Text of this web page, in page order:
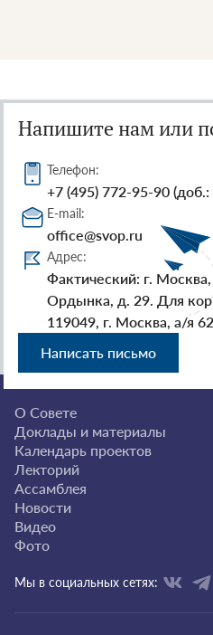
Напишите нам или
Телефон:
+7 (495) 772-95-90 (доб.:
E-mail:
office@svop.ru
Адрес:
Фактический: г.
Ордынка, д. 29. Для
119049, г. Москва, а/я
Написать письмо
О Совете
Доклады и материалы
Календарь проектов
Лекторий
Ассамблея
Новости
Видео
Фото
Мы в социальных сетях: